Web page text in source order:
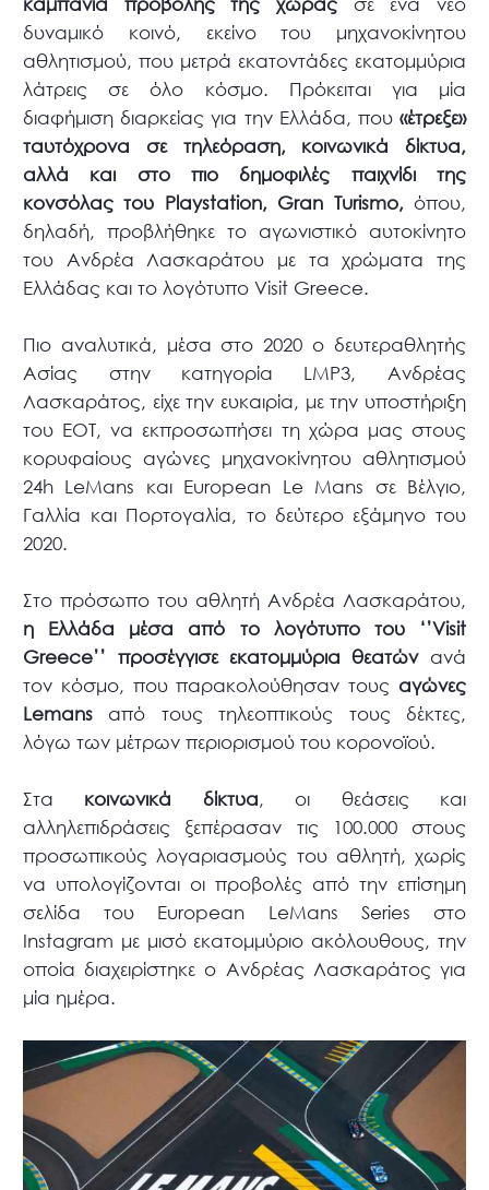
δυναμικό κοινό, εκείνο του μηχανοκίνητου
αθλητισμού, που μετρά εκατοντάδες εκατομμύρια
λάτρεις σε όλο κόσμο. Πρόκειται για μία
διαφήμιση διαρκείας για την Ελλάδα, που «έτρεξε»
ταυτόχρονα σε τηλεόραση, κοινωνικά δίκτυα,
αλλά και στο πιο δημοφιλές παιχνίδι της
κονσόλας του Playstation, Gran Turismo, όπου,
δηλαδή, προβλήθηκε το αγωνιστικό αυτοκίνητο
του Ανδρέα Λασκαράτου με τα χρώματα της
Ελλάδας και το λογότυπο Visit Greece.
Πιο αναλυτικά, μέσα στο 2020 ο δευτεραθλητής
Ασίας στην κατηγορία LMP3, Ανδρέας
Λασκαράτος, είχε την ευκαιρία, με την υποστήριξη
του ΕΟΤ, να εκπροσωπήσει τη χώρα μας στους
κορυφαίους αγώνες μηχανοκίνητου αθλητισμού
24h LeMans και European Le Mans σε Βέλγιο,
Γαλλία και Πορτογαλία, το δεύτερο εξάμηνο του
2020.
Στο πρόσωπο του αθλητή Ανδρέα Λασκαράτου,
η Ελλάδα μέσα από το λογότυπο του ‘’Visit
Greece’’ προσέγγισε εκατομμύρια θεατώνανά
τον κόσμο, που παρακολούθησαν τους αγώνες
Lemans από τους τηλεοπτικούς τους δέκτες,
λόγω των μέτρων περιορισμού του κορονοϊού.
Στα κοινωνικά δίκτυα, οι θεάσεις και
αλληλεπιδράσεις ξεπέρασαν τις 100.000 στους
προσωπικούς λογαριασμούς του αθλητή, χωρίς
να υπολογίζονται οι προβολές από την επίσημη
σελίδα του European LeMans Series στο
Instagram με μισό εκατομμύριο ακόλουθους, την
οποία διαχειρίστηκε ο Ανδρέας Λασκαράτος για
μία ημέρα.